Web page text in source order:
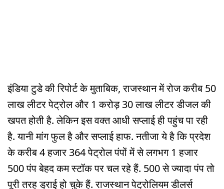
इंडिया टुडे की रिपोर्ट के मुताबिक, राजस्थान में रोज करीब 50
लाख लीटर पेट्रोल और 1 करोड़ 30 लाख लीटर डीजल की
खपत होती है. लेकिन इस वक्त आधी सप्लाई ही पहुंच पा रही
है. यानी मांग फुल है और सप्लाई हाफ. नतीजा ये है कि प्रदेश
के करीब 4 हजार 364 पेट्रोल पंपों में से लगभग 1 हजार
500 पंप बेहद कम स्टॉक पर चल रहे हैं. 500 से ज्यादा पंप तो
पूरी तरह ड्राई हो चुके हैं. राजस्थान पेट्रोलियम डीलर्स